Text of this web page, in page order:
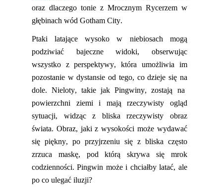
oraz dlaczego tonie z Mrocznym Rycerzem w
głębinach wód Gotham City.
Ptaki latające wysoko w niebiosach mogą
podziwiać bajeczne widoki, obserwując
wszystko z perspektywy, która umożliwia im
pozostanie w dystansie od tego, co dzieje się na
dole. Nieloty, takie jak Pingwiny, zostają na
powierzchni ziemii mają rzeczywisty ogląd
sytuacji, widząc z bliska rzeczywisty obraz
świata. Obraz, jaki z wysokości może wydawać
się piękny, po przyjrzeniu się z bliska często
zrzuca maskę, pod którą skrywa się mrok
codzienności. Pingwin może i chciałby latać, ale
po co ulegać iluzji?